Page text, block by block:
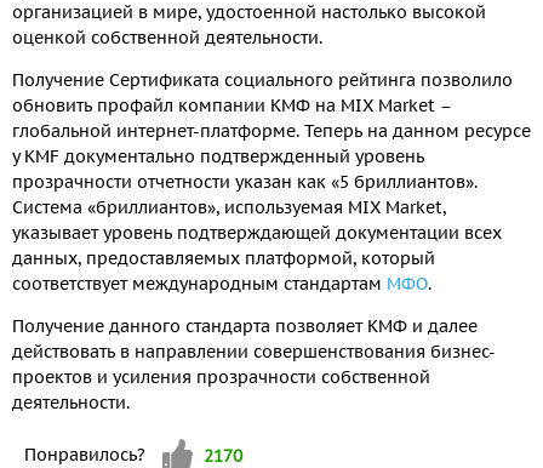
организацией в мире, удостоенной настолько высокой
оценкой собственной деятельности.
Получение Сертификата социального рейтинга позволило
обновить профайл компании КМФ на MIX Market –
глобальной интернет-платформе. Теперь на данном ресурсе
у KMF документально подтвержденный уровень
прозрачности отчетности указан как «5 бриллиантов».
Система «бриллиантов», используемая MIX Market,
указывает уровень подтверждающей документации всех
данных, предоставляемых платформой, который
соответствует международным стандартам МФО.
Получение данного стандарта позволяет КМФ и далее
действовать в направлении совершенствования бизнес-
проектов и усиления прозрачности собственной
деятельности.
Понравилось? Vote up!
2170